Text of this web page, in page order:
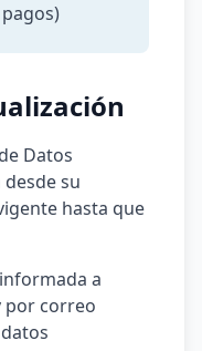
Datos
su
hasta que
a
por correo